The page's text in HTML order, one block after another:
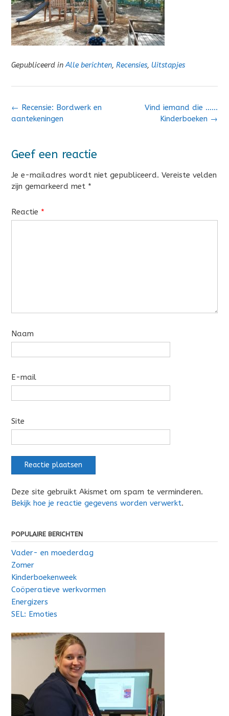
Gepubliceerd inAlle berichten, Recensies, Uitstapjes
Bericht
navigatie
Vind iemand die ……
Kinderboeken →
← Recensie: Bordwerk en
aantekeningen
Geef een reactie
Je e-mailadres wordt niet gepubliceerd. Vereiste velden
zijn gemarkeerd met *
Reactie *
Naam
E-mail
Site
Deze site gebruikt Akismet om spam te verminderen.
Bekijk hoe je reactie gegevens worden verwerkt.
POPULAIRE BERICHTEN
Vader- en moederdag
Zomer
Kinderboekenweek
Coöperatieve werkvormen
Energizers
SEL: Emoties